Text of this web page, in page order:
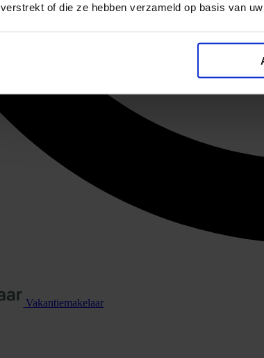
verstrekt of die ze hebben verzameld op basis van
Vakantiemakelaar